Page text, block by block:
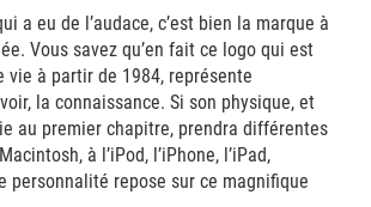
a eu de l’audace, c’est bien la marque à
Vous savez qu’en fait ce logo qui est
vie à partir de 1984, représente
la connaissance. Si son physique, et
au premier chapitre, prendra différentes
à l’iPod, l’iPhone, l’iPad,
personnalité repose sur ce magnifique